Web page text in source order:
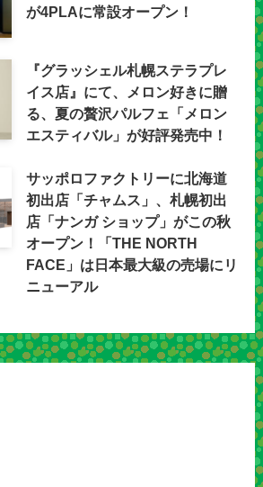
が4PLAに常設オープン！
『グラッシェル札幌ステラプレ
イス店』にて、メロン好きに贈
る、夏の贅沢パルフェ「メロン
エスティバル」が好評発売中！
サッポロファクトリーに北海道
初出店「チャムス」、札幌初出
店「ナンガ ショップ」がこの秋
オープン！「THE NORTH
FACE」は日本最大級の売場にリ
ニューアル